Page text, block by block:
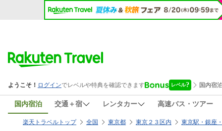
国内宿泊 交通＋宿 レンタカー 高速バス・ツアー
楽天トラベルトップ 全国 東京都 東京２３区内 東京駅・銀座